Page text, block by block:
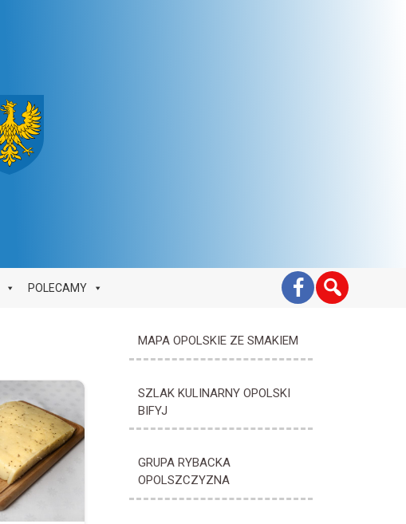
POLECAMY
MAPA OPOLSKIE ZE SMAKIEM
SZLAK KULINARNY OPOLSKI
BIFYJ
GRUPA RYBACKA
OPOLSZCZYZNA